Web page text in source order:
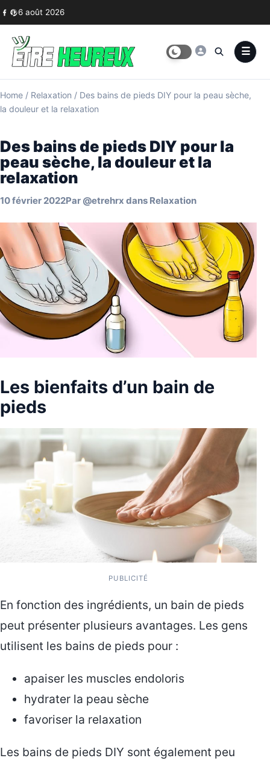
Skip to content
6 août 2026
Home / Relaxation / Des bains de pieds DIY pour la peau sèche,
la douleur et la relaxation
Des bains de pieds DIY pour la
peau sèche, la douleur et la
relaxation
10 février 2022Par @etrehrx dans Relaxation
Les bienfaits d’un bain de
pieds
PUBLICITÉ
En fonction des ingrédients, un bain de pieds
peut présenter plusieurs avantages. Les gens
utilisent les bains de pieds pour :
apaiser les muscles endoloris
hydrater la peau sèche
favoriser la relaxation
Les bains de pieds DIY sont également peu